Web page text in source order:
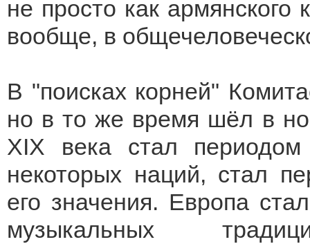
не просто как армянского
вообще, в
В "поисках корней"
но в то же время шёл в
XIX века стал периодом
некоторых наций, стал
его значения. Европа
музыкальных